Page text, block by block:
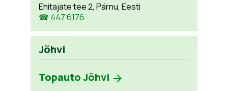
Ehitajate tee 2, Pärnu, Eesti
☎ 447 6176
Jõhvi
Topauto Jõhvi